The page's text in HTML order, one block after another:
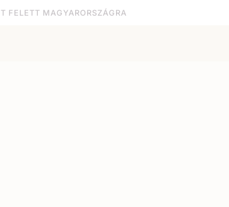
FELETT MAGYARORSZÁGRA